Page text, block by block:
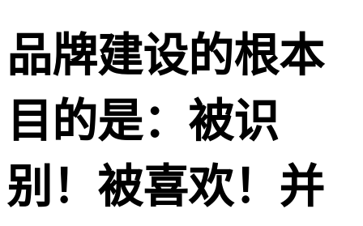
品牌建设的根本
目的是：被识
别！被喜欢！并